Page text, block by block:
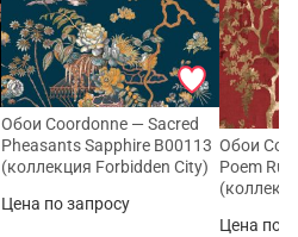
Обои Coordonne — Sacred
Pheasants Sapphire B00113
(коллекция Forbidden City)
Цена по запросу
Обои
Poem
Цена по